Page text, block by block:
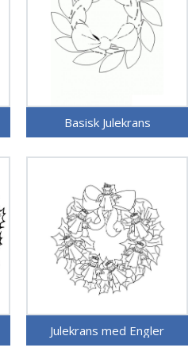
Basisk Julekrans
Julekrans med Engler